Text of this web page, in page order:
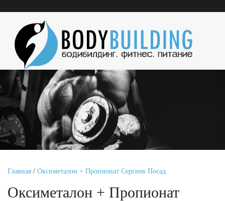
Главная / Оксиметалон + Пропионат Сергиев Посад
Оксиметалон + Пропионат